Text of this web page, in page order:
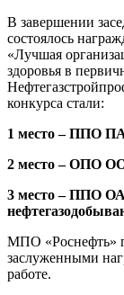
В завершении
состоялось
«Лучшая
здоровья в
конкурса стали:
1 место – ППО
2 место – ОПО
3 место – ППО
МПО «Роснефть»
заслуженными
работе.